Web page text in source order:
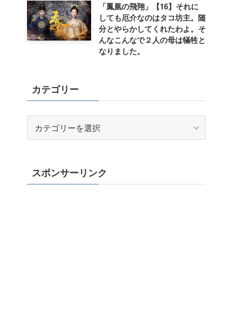
「鳳凰の飛翔」【16】それに
しても厄介なのはタコ坊主。随
分とやらかしてくれたわよ。そ
んなこんなで２人の母は犠牲と
なりました。
カテゴリー
ースポンサーリンク